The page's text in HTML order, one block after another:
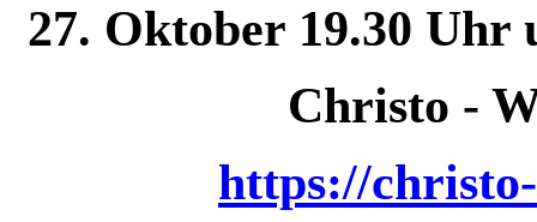
27. Oktober 19.30 Uhr
Christo -
https://